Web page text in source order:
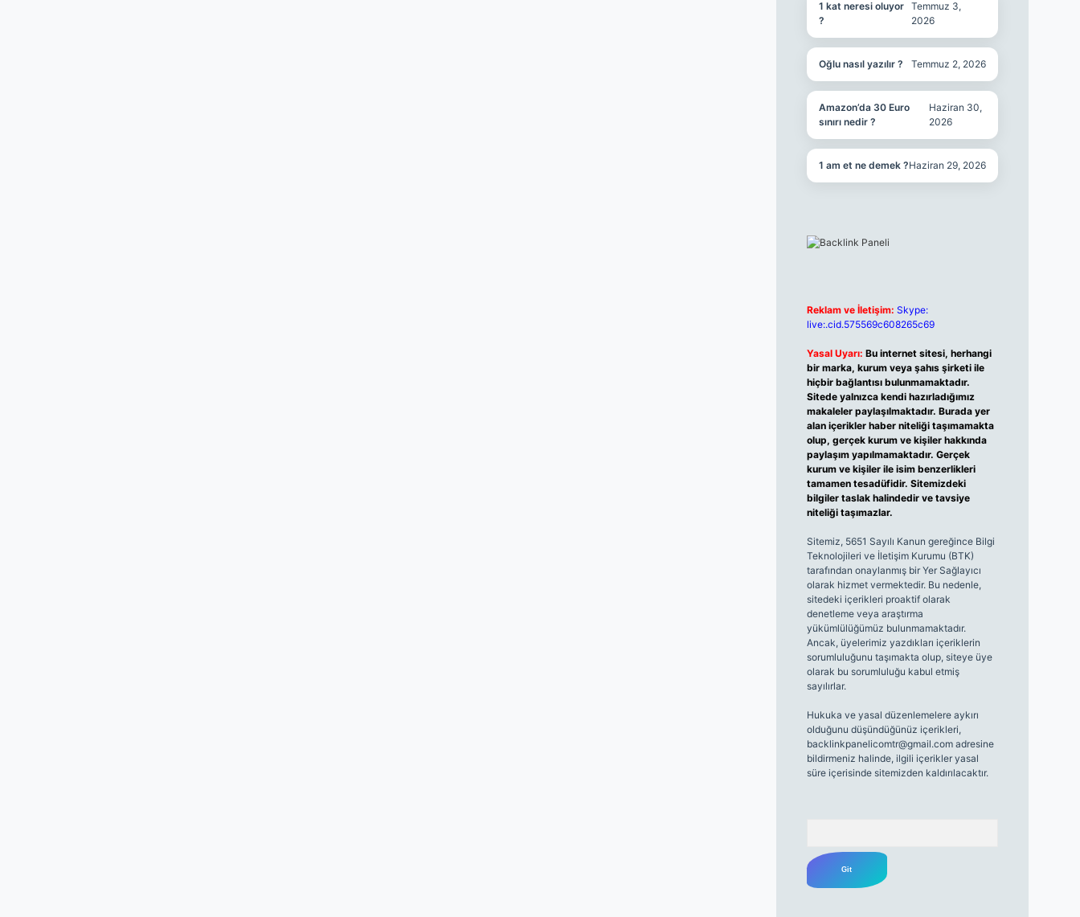
1 kat neresi oluyor
?
Temmuz 3,
2026
Oğlu nasıl yazılır ? Temmuz 2, 2026
Amazon’da 30 Euro
sınırı nedir ?
Haziran 30,
2026
1 am et ne demek ?Haziran 29, 2026
Reklam ve İletişim: Skype:
live:.cid.575569c608265c69
Yasal Uyarı: Bu internet sitesi, herhangi
bir marka, kurum veya şahıs şirketi ile
hiçbir bağlantısı bulunmamaktadır.
Sitede yalnızca kendi hazırladığımız
makaleler paylaşılmaktadır. Burada yer
alan içerikler haber niteliği taşımamakta
olup, gerçek kurum ve kişiler hakkında
paylaşım yapılmamaktadır. Gerçek
kurum ve kişiler ile isim benzerlikleri
tamamen tesadüfidir. Sitemizdeki
bilgiler taslak halindedir ve tavsiye
niteliği taşımazlar.
Sitemiz, 5651 Sayılı Kanun gereğince Bilgi
Teknolojileri ve İletişim Kurumu (BTK)
tarafından onaylanmış bir Yer Sağlayıcı
olarak hizmet vermektedir. Bu nedenle,
sitedeki içerikleri proaktif olarak
denetleme veya araştırma
yükümlülüğümüz bulunmamaktadır.
Ancak, üyelerimiz yazdıkları içeriklerin
sorumluluğunu taşımakta olup, siteye üye
olarak bu sorumluluğu kabul etmiş
sayılırlar.
Hukuka ve yasal düzenlemelere aykırı
olduğunu düşündüğünüz içerikleri,
backlinkpanelicomtr@gmail.comadresine
bildirmeniz halinde, ilgili içerikler yasal
süre içerisinde sitemizden kaldırılacaktır.